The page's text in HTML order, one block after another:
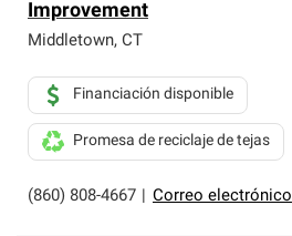
Improvement
Middletown, CT
(860) 808-4667 Correo electrónico
Financiación disponible
Promesa de reciclaje de tejas